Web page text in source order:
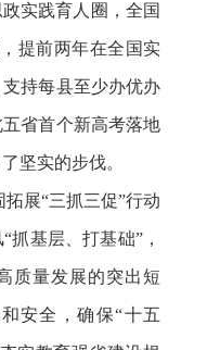
实践育人圈，全国
提前两年在全国实
持每县至少办优办
省首个新高考落地
坚实的步伐。
展“三抓三促”行动
抓基层、打基础”，
质量发展的突出短
安全，确保“十五